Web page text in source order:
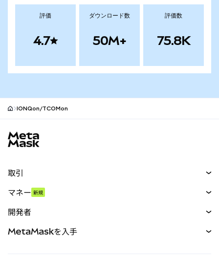
評価
4.7
ダウンロード数
50M+
評価数
75.8K
IONQon/TCOMon
取引
パーペチュアル
RWA
マネー 新規
開発者
MetaMaskを入手